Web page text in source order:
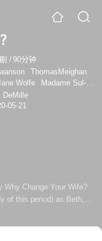
/90分钟
ThomasMeighan
Wolfe
Madame Sul-
Littlefield
克拉伦斯·吉尔达特
DeMille
05-21
Why Change Your Wife?
of this period) as Beth, a
that husbands don’t